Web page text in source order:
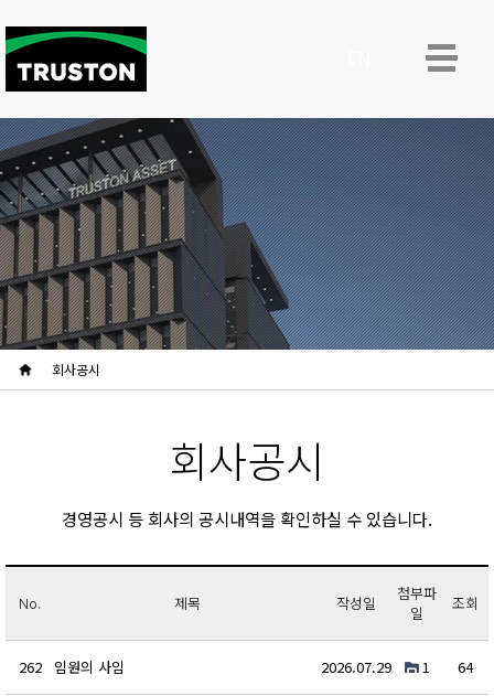
회사공시
회사공시
경영공시 등 회사의 공시내역을 확인하실 수 있습니다.
No. 제목 작성일
첨부파
일
조회
262 임원의 사임 2026.07.29 1 64